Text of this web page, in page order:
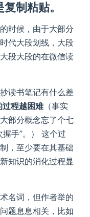
制粘贴。
时候，由于大部分
代大段划线，大段
段大段的在微信读
读书笔记有什么差
过程越困难（事实
部分概念忘了个七
手”。） 这个过
，至少要在其基础
知识的消化过程显
名词，但作者举的
题息息相关，比如